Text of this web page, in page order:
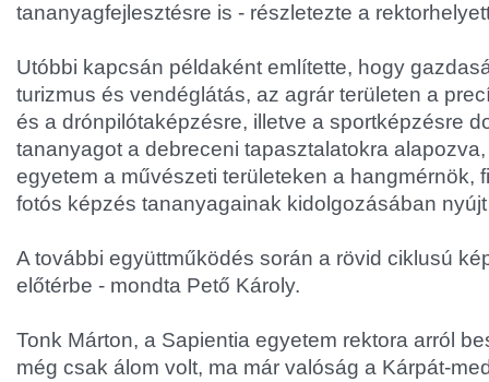
tananyagfejlesztésre is - részletezte a
Utóbbi kapcsán példaként említette, hogy
turizmus és vendéglátás, az agrár területen a
és a drónpilótaképzésre, illetve a sportképzésre
tananyagot a debreceni tapasztalatokra
egyetem a művészeti területeken a hangmérnök,
fotós képzés tananyagainak kidolgozásában
A további együttműködés során a rövid ciklusú
előtérbe - mondta Pető Károly.
Tonk Márton, a Sapientia egyetem rektora arról
még csak álom volt, ma már valóság a Kárpát-